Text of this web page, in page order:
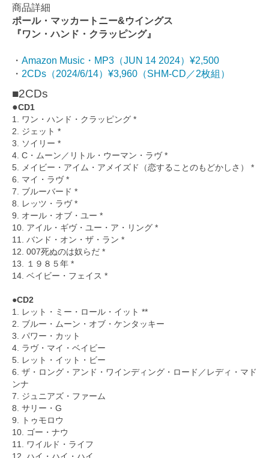
商品詳細
ポール・マッカートニー&ウイングス
『ワン・ハンド・クラッピング』
・ Amazon Music・MP3（JUN 14 2024）¥2,500
・ 2CDs（2024/6/14）¥3,960（SHM-CD／2枚組）
■2CDs
●CD1
1. ワン・ハンド・クラッピング *
2. ジェット *
3. ソイリー *
4. C・ムーン／リトル・ウーマン・ラヴ *
5. メイビー・アイム・アメイズド（恋することのもどかしさ） *
6. マイ・ラヴ *
7. ブルーバード *
8. レッツ・ラヴ *
9. オール・オブ・ユー *
10. アイル・ギヴ・ユー・ア・リング *
11. バンド・オン・ザ・ラン *
12. 007死ぬのは奴らだ *
13. １９８５年 *
14. ベイビー・フェイス *
●CD2
1. レット・ミー・ロール・イット **
2. ブルー・ムーン・オブ・ケンタッキー
3. パワー・カット
4. ラヴ・マイ・ベイビー
5. レット・イット・ビー
6. ザ・ロング・アンド・ワインディング・ロード／レディ・マド
ンナ
7. ジュニアズ・ファーム
8. サリー・G
9. トゥモロウ
10. ゴー・ナウ
11. ワイルド・ライフ